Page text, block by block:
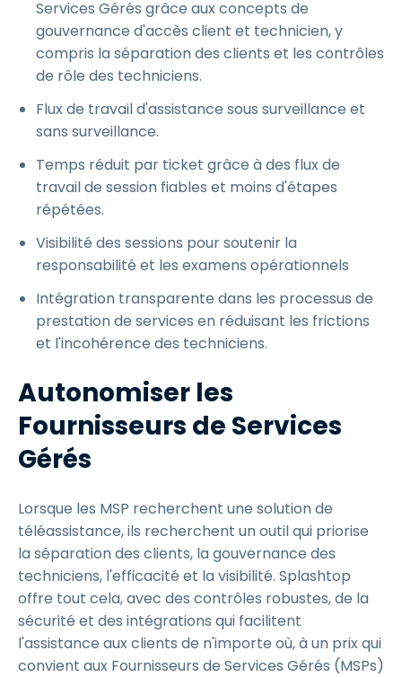
Services Gérés grâce aux concepts de
gouvernance d'accès client et technicien, y
compris la séparation des clients et les contrôles
de rôle des techniciens.
Flux de travail d'assistance sous surveillance et
sans surveillance.
Temps réduit par ticket grâce à des flux de
travail de session fiables et moins d'étapes
répétées.
Visibilité des sessions pour soutenir la
responsabilité et les examens opérationnels
Intégration transparente dans les processus de
prestation de services en réduisant les frictions
et l'incohérence des techniciens.
Autonomiser les
Fournisseurs de Services
Gérés
Lorsque les MSP recherchent une solution de
téléassistance, ils recherchent un outil qui priorise
la séparation des clients, la gouvernance des
techniciens, l'efficacité et la visibilité. Splashtop
offre tout cela, avec des contrôles robustes, de la
sécurité et des intégrations qui facilitent
l'assistance aux clients de n'importe où, à un prix qui
convient aux Fournisseurs de Services Gérés (MSPs)